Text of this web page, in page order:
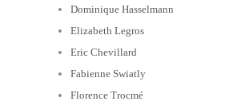
Dominique Hasselmann
Elizabeth Legros
Eric Chevillard
Fabienne Swiatly
Florence Trocmé